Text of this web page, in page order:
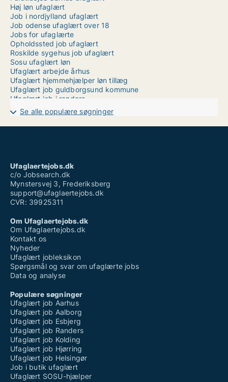
Høj løn ufaglært
Job i nordjylland ufaglært
Job odense ufaglært over 18
Jobs for ufaglærte
Opholdssted job ufaglært
Roskilde sygehus job ufaglært
Sosu ufaglært løn
Ufaglært arbejde århus
Ufaglært hjemmehjælper løn tillæg
Ufaglært job guldborgsund kommune
Ufaglært job i randers
Ufaglært job novo nordisk
Ufaglært job odder
Ufaglært job sorø
Ufaglært stilladsarbejder
Vikar job ufaglært
Se alle populære søgninger
Ufaglaertejobs.dk
c/o Jobsearch.dk
Mynstersvej 3, Frederiksberg
support@ufaglaertejobs.dk
CVR: 39925311
Om Ufaglaertejobs.dk
Om Ufaglaertejobs.dk
Kontakt os
Nyheder
Ufaglært jobleksikon
Spørgsmål og svar om ufaglærte jobs
Data og analyse
Populære søgninger
Ufaglært job Aarhus
Ufaglært job Aalborg
Ufaglært job Esbjerg
Ufaglært job Randers
Ufaglært job Kolding
Ufaglært job Hjørring
Ufaglært job Helsingør
Job i butik ufaglært
Ufaglært SOSU-hjælper